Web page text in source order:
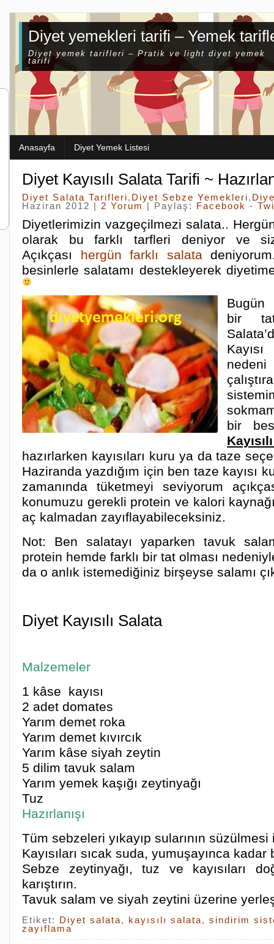
Diyet yemekleri tarifi – Yemek
Diyet yemek tarifleri – Pratik ve light diyet yemek
tarifi
Anasayfa Diyet Yemek Listesi
Diyet Kayısılı Salata Tarifi ~
Diyet Salata Tarifleri, Diyet Sebze Yemekleri,
Haziran 2012 | 2 Yorum | Paylaş: Facebook -
Diyetlerimizin vazgeçilmezi salata..
olarak bu farklı tarfleri deniyor ve
Açıkçası hergün farklı salata
besinlerle salatamı destekleyerek
Bugün
bir tat
nedeni
bir
hazırlarken kayısıları kuru ya da taze
Haziranda yazdığım için ben taze kayısı
zamanında tüketmeyi seviyorum
konumuzu gerekli protein ve kalori
aç kalmadan zayıflayabileceksiniz.
Not: Ben salatayı yaparken tavuk
protein hemde farklı bir tat olması
da o anlık istemediğiniz birşeyse salamı
Diyet Kayısılı Salata
Malzemeler
1 kâse kayısı
2 adet domates
Yarım demet roka
Yarım demet kıvırcık
Yarım kâse siyah zeytin
5 dilim tavuk salam
Yarım yemek kaşığı zeytinyağı
Tuz
Hazırlanışı
Tüm sebzeleri yıkayıp sularının
Kayısıları sıcak suda, yumuşayınca kadar
Sebze zeytinyağı, tuz ve kayısıları
karıştırın.
Tavuk salam ve siyah zeytini üzerine
Etiket: Diyet salata, kayısılı salata, sindirim
zayıflama